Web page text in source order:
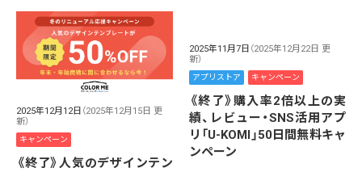
2025年12月12日 （2025年12月15日 更
新）
キャンペーン
《終了》人気のデザインテン
2025年11月7日 （2025年12月22日 更
新）
アプリストア キャンペーン
《終了》購入率2倍以上の実
績、レビュー・SNS活用アプ
リ「U-KOMI」50日間無料キャ
ンペーン